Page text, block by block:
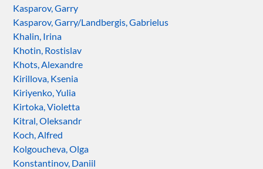
Kasparov, Garry
Kasparov, Garry/Landbergis, Gabrielus
Khalin, Irina
Khotin, Rostislav
Khots, Alexandre
Kirillova, Ksenia
Kiriyenko, Yulia
Kirtoka, Violetta
Kitral, Oleksandr
Koch, Alfred
Kolgoucheva, Olga
Konstantinov, Daniil